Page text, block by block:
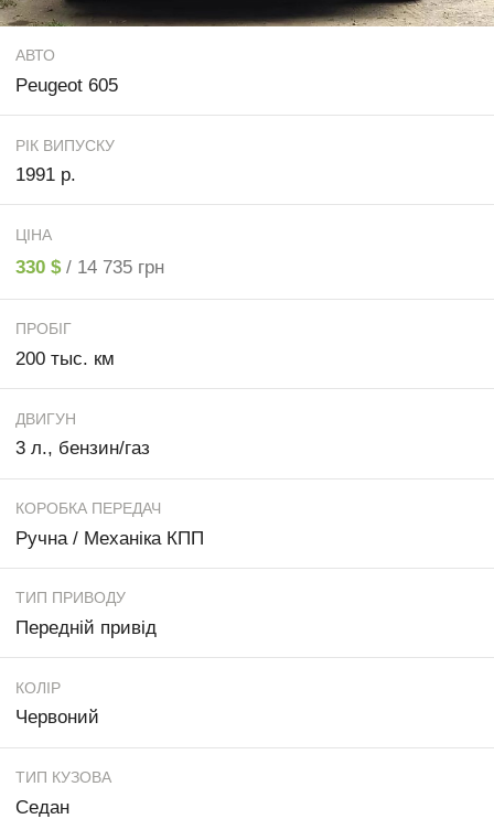
АВТО
Peugeot 605
РІК ВИПУСКУ
1991 р.
ЦІНА
330 $ / 14 735 грн
ПРОБІГ
200 тыс. км
ДВИГУН
3 л., бензин/газ
КОРОБКА ПЕРЕДАЧ
Ручна / Механіка КПП
ТИП ПРИВОДУ
Передній привід
КОЛІР
Червоний
ТИП КУЗОВА
Седан